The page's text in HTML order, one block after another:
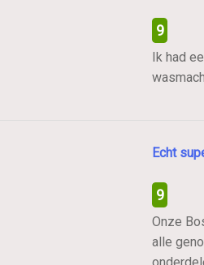
9
Ik had
Echt
9
Onze
alle